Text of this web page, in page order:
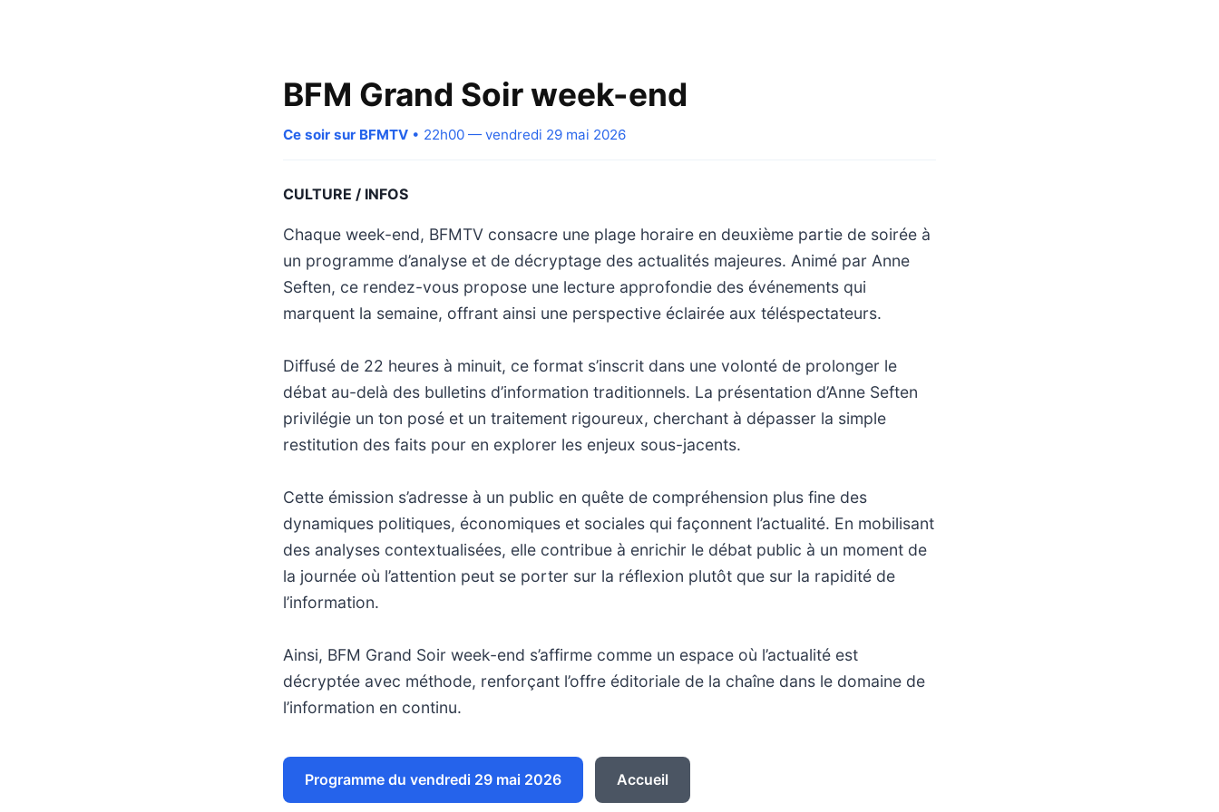
BFM Grand Soir week-end
Ce soir sur BFMTV • 22h00 — vendredi 29 mai 2026
CULTURE / INFOS
Chaque week-end, BFMTV consacre une plage horaire en deuxième partie de soirée à
un programme d’analyse et de décryptage des actualités majeures. Animé par Anne
Seften, ce rendez-vous propose une lecture approfondie des événements qui
marquent la semaine, offrant ainsi une perspective éclairée aux téléspectateurs.
Diffusé de 22 heures à minuit, ce format s’inscrit dans une volonté de prolonger le
débat au-delà des bulletins d’information traditionnels. La présentation d’Anne Seften
privilégie un ton posé et un traitement rigoureux, cherchant à dépasser la simple
restitution des faits pour en explorer les enjeux sous-jacents.
Cette émission s’adresse à un public en quête de compréhension plus fine des
dynamiques politiques, économiques et sociales qui façonnent l’actualité. En mobilisant
des analyses contextualisées, elle contribue à enrichir le débat public à un moment de
la journée où l’attention peut se porter sur la réflexion plutôt que sur la rapidité de
l’information.
Ainsi, BFM Grand Soir week-end s’affirme comme un espace où l’actualité est
décryptée avec méthode, renforçant l’offre éditoriale de la chaîne dans le domaine de
l’information en continu.
Programme du vendredi 29 mai 2026 Accueil